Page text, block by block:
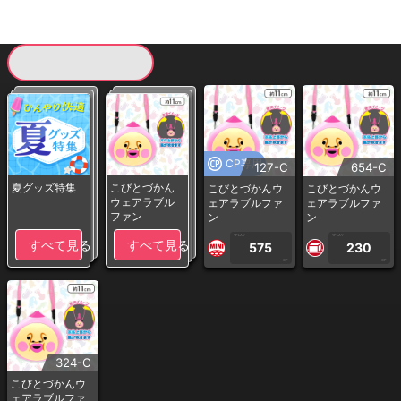
夏グッズ特集
すべて見る
こびとづかん
ウェアラブル
ファン
すべて見る
CP専用127-C
こびとづかんウ
ェアラブルファ
ン
1PLAY
575
CP
654-C
こびとづかんウ
ェアラブルファ
ン
1PLAY
230
CP
324-C
こびとづかんウ
ェアラブルファ